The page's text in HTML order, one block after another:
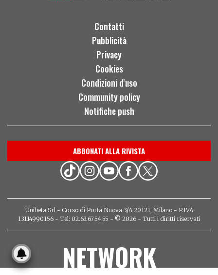
Contatti
Pubblicità
Privacy
Cookies
Condizioni d'uso
Community policy
Notifiche push
ABBONATI ALLA RIVISTA
Unibeta Srl - Corso di Porta Nuova 3/A 20121, Milano - P.IVA
13114990156 - Tel: 02.63.67.54.55 - © 2026 - Tutti i diritti riservati
NETWORK